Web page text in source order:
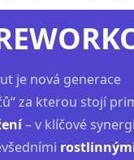
je nová generace
za kterou stojí
– v klíčové